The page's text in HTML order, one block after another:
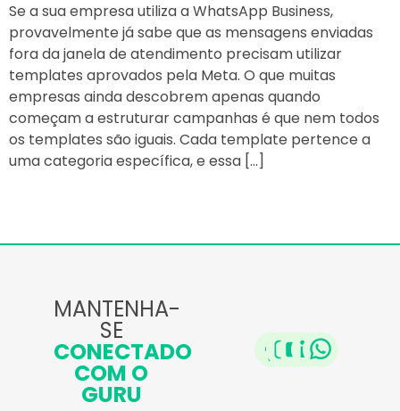
Se a sua empresa utiliza a WhatsApp Business,
provavelmente já sabe que as mensagens enviadas
fora da janela de atendimento precisam utilizar
templates aprovados pela Meta. O que muitas
empresas ainda descobrem apenas quando
começam a estruturar campanhas é que nem todos
os templates são iguais. Cada template pertence a
uma categoria específica, e essa […]
MANTENHA-
SE
CONECTADO
COM O
GURU